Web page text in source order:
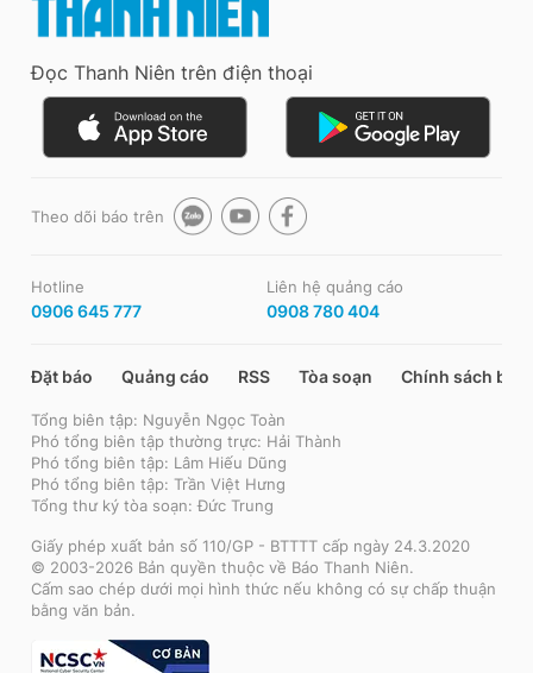
Đọc Thanh Niên trên điện thoại
Theo dõi báo trên
Hotline
0906 645 777
Liên hệ quảng cáo
0908 780 404
Đặt báo Quảng cáo RSS Tòa soạn Chính sách bảo
Tổng biên tập: Nguyễn Ngọc Toàn
Phó tổng biên tập thường trực: Hải Thành
Phó tổng biên tập: Lâm Hiếu Dũng
Phó tổng biên tập: Trần Việt Hưng
Tổng thư ký tòa soạn: Đức Trung
Giấy phép xuất bản số 110/GP - BTTTT cấp ngày 24.3.2020
© 2003-2026 Bản quyền thuộc về Báo Thanh Niên.
Cấm sao chép dưới mọi hình thức nếu không có sự chấp thuận
bằng văn bản.